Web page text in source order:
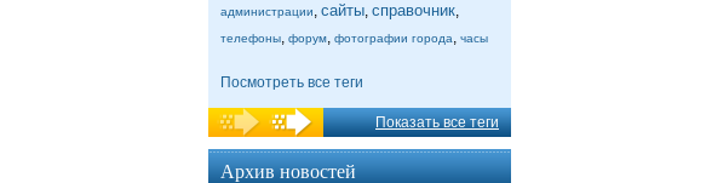
администрации, сайты, справочник,
телефоны, форум, фотографии города, часы
Посмотреть все теги
Показать все теги
Архив новостей